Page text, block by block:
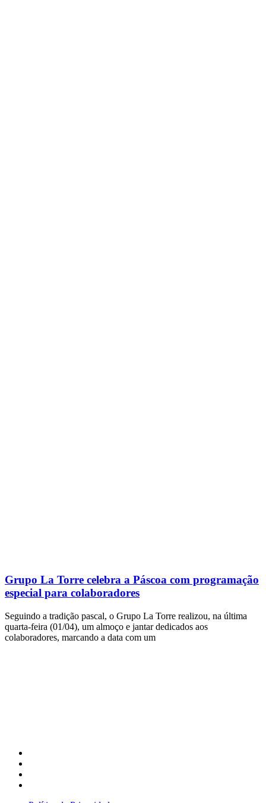
Grupo La Torre celebra a Páscoa com programação
especial para colaboradores
Seguindo a tradição pascal, o Grupo La Torre realizou, na última
quarta-feira (01/04), um almoço e jantar dedicados aos
colaboradores, marcando a data com um